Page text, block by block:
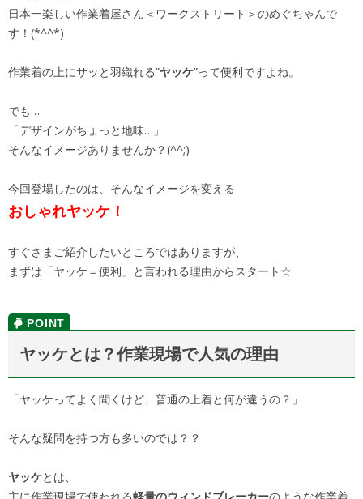
日本一楽しい作業着屋さん＜ワークストリート＞のめぐちゃんで
す！(*^^*)
作業着の上にサッと羽織れる”ヤッケ”って便利ですよね。
でも…
「デザインがちょっと地味…」
そんなイメージありませんか？(^^;)
今回登場したのは、そんなイメージを変える
おしゃれヤッケ！
すぐさまご紹介したいところではありますが、
まずは「ヤッケ＝便利」と言われる理由からスタート☆
ヤッケとは？作業現場で人気の理由
「ヤッケってよく聞くけど、普通の上着と何が違うの？」
そんな疑問を持つ方も多いのでは？？
ヤッケとは、